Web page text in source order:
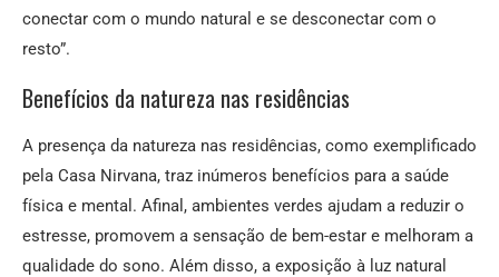
conectar com o mundo natural e se desconectar com o
resto”.
Benefícios da natureza nas residências
A presença da natureza nas residências, como exemplificado
pela Casa Nirvana, traz inúmeros benefícios para a saúde
física e mental. Afinal, ambientes verdes ajudam a reduzir o
estresse, promovem a sensação de bem-estar e melhoram a
qualidade do sono. Além disso, a exposição à luz natural